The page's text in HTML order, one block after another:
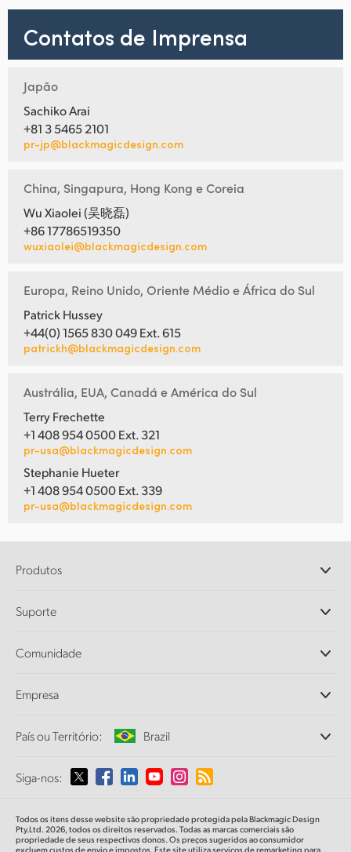
Contatos de Imprensa
Japão
Sachiko Arai
+81 3 5465 2101
pr-jp@blackmagicdesign.com
China, Singapura, Hong Kong e Coreia
Wu Xiaolei (吴晓磊)
+86 17786519350
wuxiaolei@blackmagicdesign.com
Europa, Reino Unido, Oriente Médio e África do Sul
Patrick Hussey
+44(0) 1565 830 049 Ext. 615
patrickh@blackmagicdesign.com
Austrália, EUA, Canadá e América do Sul
Terry Frechette
+1 408 954 0500 Ext. 321
pr-usa@blackmagicdesign.com
Stephanie Hueter
+1 408 954 0500 Ext. 339
pr-usa@blackmagicdesign.com
Produtos
DaVinci Resolve e Fusion
Ultimatte
Captura e Reprodução
Conversão de Padrões
Monitoramento
Armazenamento em Rede
Roteamento e Distribuição
Streaming e Codificação
Suporte
Central de Suporte Técnico
Comunidade
Empresa
Sobre a Blackmagic Design
Imprensa
País ou Território: Brazil
Selecione seu país ou território
Australia
Siga-nos:
Todos os itens desse website são propriedade protegida pela Blackmagic Design
Pty.Ltd. 2026, todos os direitos reservados. Todas as marcas comerciais são
propriedade de seus respectivos donos. Os preços sugeridos ao consumidor